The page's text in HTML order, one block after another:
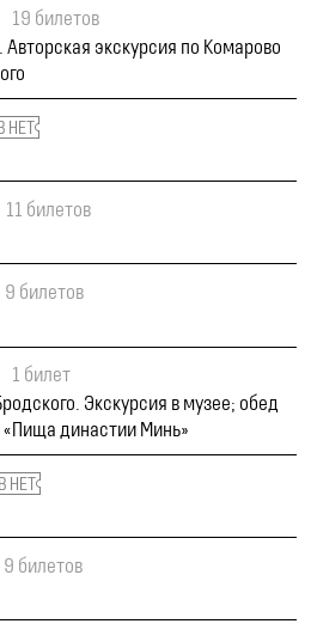
19 билетов
Авторская экскурсия по Комарово
НЕТ
11 билетов
9 билетов
1 билет
Экскурсия в музее; обед
династии Минь»
НЕТ
9 билетов